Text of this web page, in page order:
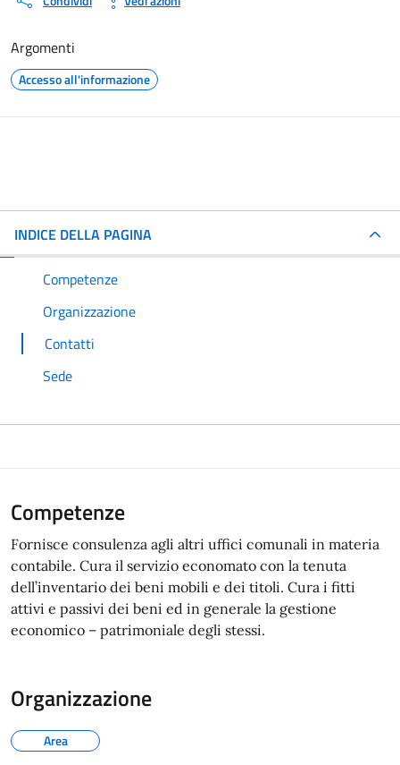
Argomenti
Accesso all'informazione
INDICE DELLA PAGINA
Competenze
Organizzazione
Contatti
Sede
Competenze
Fornisce consulenza agli altri uffici comunali in materia
contabile. Cura il servizio economato con la tenuta
dell’inventario dei beni mobili e dei titoli. Cura i fitti
attivi e passivi dei beni ed in generale la gestione
economico – patrimoniale degli stessi.
Organizzazione
Area